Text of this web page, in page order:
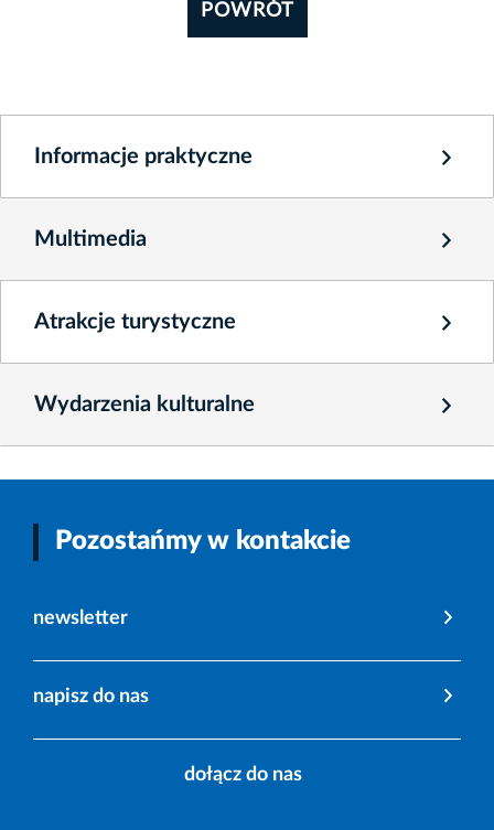
POWRÓT
Informacje praktyczne
Multimedia
Atrakcje turystyczne
Wydarzenia kulturalne
Pozostańmy w kontakcie
newsletter
napisz do nas
dołącz do nas